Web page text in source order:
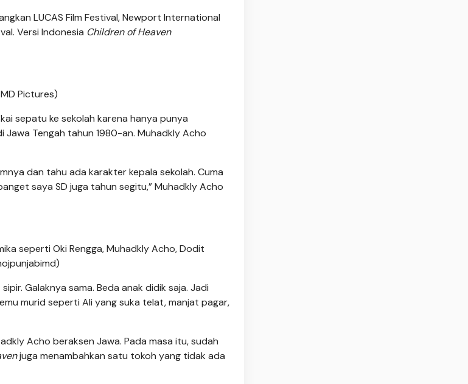
LUCAS Film Festival, Newport International
Versi Indonesia Children of Heaven
Pictures)
sepatu ke sekolah karena hanya punya
Jawa Tengah tahun 1980-an. Muhadkly Acho
dan tahu ada karakter kepala sekolah. Cuma
saya SD juga tahun segitu,” Muhadkly Acho
seperti Oki Rengga, Muhadkly Acho, Dodit
Galaknya sama. Beda anak didik saja. Jadi
murid seperti Ali yang suka telat, manjat pagar,
Acho beraksen Jawa. Pada masa itu, sudah
juga menambahkan satu tokoh yang tidak ada